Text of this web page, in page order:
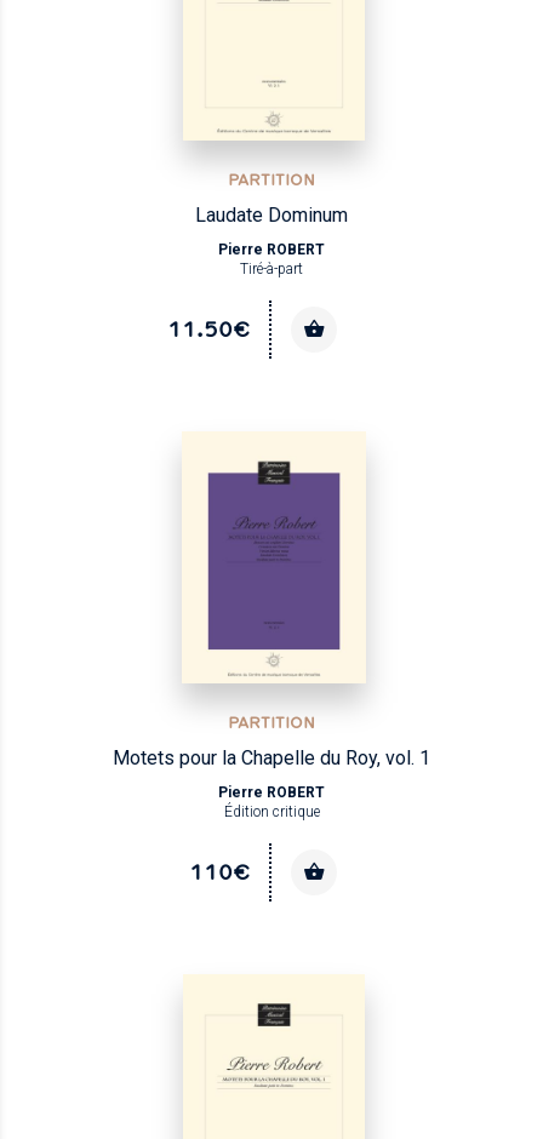
PARTITION
Laudate Dominum
Pierre ROBERT
Tiré-à-part
11.50€
PARTITION
Motets pour la Chapelle du Roy, vol. 1
Pierre ROBERT
Édition critique
110€